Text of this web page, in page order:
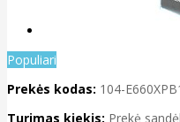
Populiari
Prekės kodas: 104-
Turimas kiekis: Prekė